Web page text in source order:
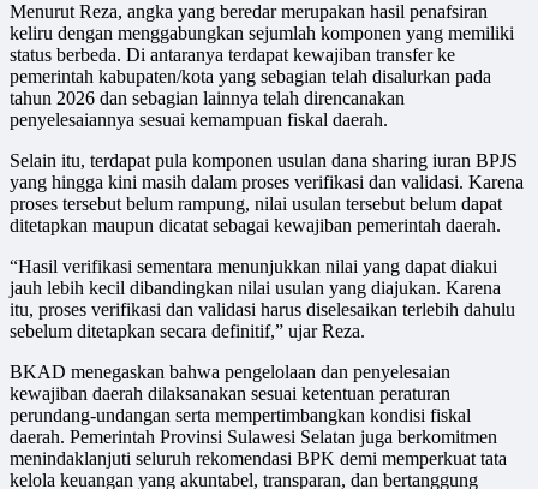
Menurut Reza, angka yang beredar merupakan hasil penafsiran
keliru dengan menggabungkan sejumlah komponen yang memiliki
status berbeda. Di antaranya terdapat kewajiban transfer ke
pemerintah kabupaten/kota yang sebagian telah disalurkan pada
tahun 2026 dan sebagian lainnya telah direncanakan
penyelesaiannya sesuai kemampuan fiskal daerah.
Selain itu, terdapat pula komponen usulan dana sharing iuran BPJS
yang hingga kini masih dalam proses verifikasi dan validasi. Karena
proses tersebut belum rampung, nilai usulan tersebut belum dapat
ditetapkan maupun dicatat sebagai kewajiban pemerintah daerah.
“Hasil verifikasi sementara menunjukkan nilai yang dapat diakui
jauh lebih kecil dibandingkan nilai usulan yang diajukan. Karena
itu, proses verifikasi dan validasi harus diselesaikan terlebih dahulu
sebelum ditetapkan secara definitif,” ujar Reza.
BKAD menegaskan bahwa pengelolaan dan penyelesaian
kewajiban daerah dilaksanakan sesuai ketentuan peraturan
perundang-undangan serta mempertimbangkan kondisi fiskal
daerah. Pemerintah Provinsi Sulawesi Selatan juga berkomitmen
menindaklanjuti seluruh rekomendasi BPK demi memperkuat tata
kelola keuangan yang akuntabel, transparan, dan bertanggung